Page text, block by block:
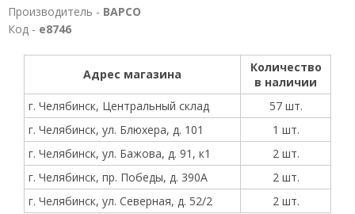
Производитель - BAPCO
Код - е8746
Адрес магазина
Количество
в наличии
г. Челябинск, Центральный склад
57 шт.
г. Челябинск, ул. Блюхера, д. 101
1 шт.
г. Челябинск, ул. Бажова, д. 91, к1
2 шт.
г. Челябинск, пр. Победы, д. 390А
2 шт.
г. Челябинск, ул. Северная, д. 52/2
2 шт.